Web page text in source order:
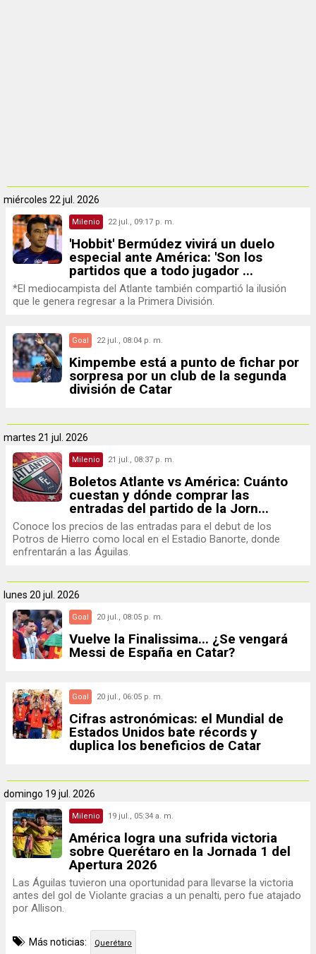
miércoles 22 jul. 2026
Milenio 22 jul., 09:17 p. m.
'Hobbit' Bermúdez vivirá un duelo
especial ante América: 'Son los
partidos que a todo jugador ...
*El mediocampista del Atlante también compartió la ilusión
que le genera regresar a la Primera División.
Goal 22 jul., 08:04 p. m.
Kimpembe está a punto de fichar por
sorpresa por un club de la segunda
división de Catar
martes 21 jul. 2026
Milenio 21 jul., 08:37 p. m.
Boletos Atlante vs América: Cuánto
cuestan y dónde comprar las
entradas del partido de la Jorn...
Conoce los precios de las entradas para el debut de los
Potros de Hierro como local en el Estadio Banorte, donde
enfrentarán a las Águilas.
lunes 20 jul. 2026
Goal 20 jul., 08:05 p. m.
Vuelve la Finalissima... ¿Se vengará
Messi de España en Catar?
Goal 20 jul., 06:05 p. m.
Cifras astronómicas: el Mundial de
Estados Unidos bate récords y
duplica los beneficios de Catar
domingo 19 jul. 2026
Milenio 19 jul., 05:34 a. m.
América logra una sufrida victoria
sobre Querétaro en la Jornada 1 del
Apertura 2026
Las Águilas tuvieron una oportunidad para llevarse la victoria
antes del gol de Violante gracias a un penalti, pero fue atajado
por Allison.
Más noticias: Querétaro